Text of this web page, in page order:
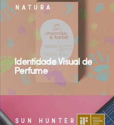
NATURA
Identidade Visual de
Perfume
SUN HUNTER